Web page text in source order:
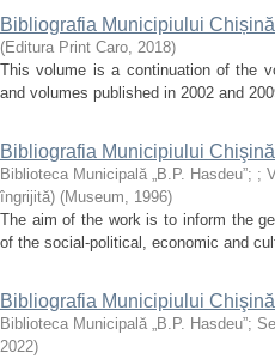
Bibliografia Municipiului
(Editura Print Caro, 2018)
This volume is a continuation of the
and volumes published in 2002 and
Bibliografia Municipiului
Biblioteca Municipală „B.P. Hasdeu”; ;
îngrijită) (Museum, 1996)
The aim of the work is to inform the
of the social-political, economic and
Bibliografia Municipiului
Biblioteca Municipală „B.P. Hasdeu”;
2022)